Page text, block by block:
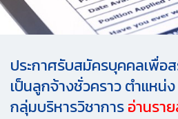
ประกาศรับสมัครบุคคลเพื่อ
เป็นลูกจ้างชั่วคราว ตำแหน่
กลุ่มบริหารวิชาการอ่านรา